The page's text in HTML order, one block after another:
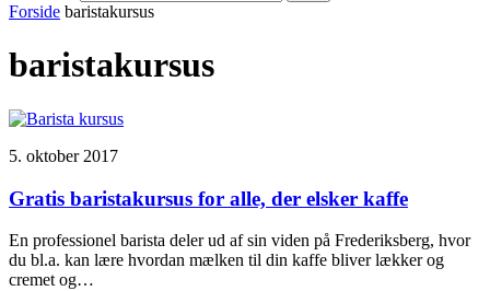
Forside baristakursus
baristakursus
5. oktober 2017
Gratis baristakursus for alle, der elsker kaffe
En professionel barista deler ud af sin viden på Frederiksberg, hvor
du bl.a. kan lære hvordan mælken til din kaffe bliver lækker og
cremet og…